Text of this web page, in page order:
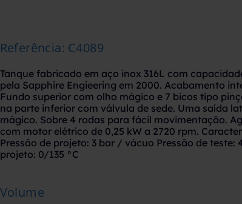
Referência: C4089
Tanque fabricado em aço inox 316L com
pela Sapphire Engieering em 2000. Acabamento
Fundo superior com olho mágico e 7 bicos tipo
na parte inferior com válvula de sede. Uma saída
mágico. Sobre 4 rodas para fácil movimentação.
com motor elétrico de 0,25 kW a 2720 rpm.
Pressão de projeto: 3 bar / vácuo Pressão de teste:
projeto: 0/135 °C
Volume